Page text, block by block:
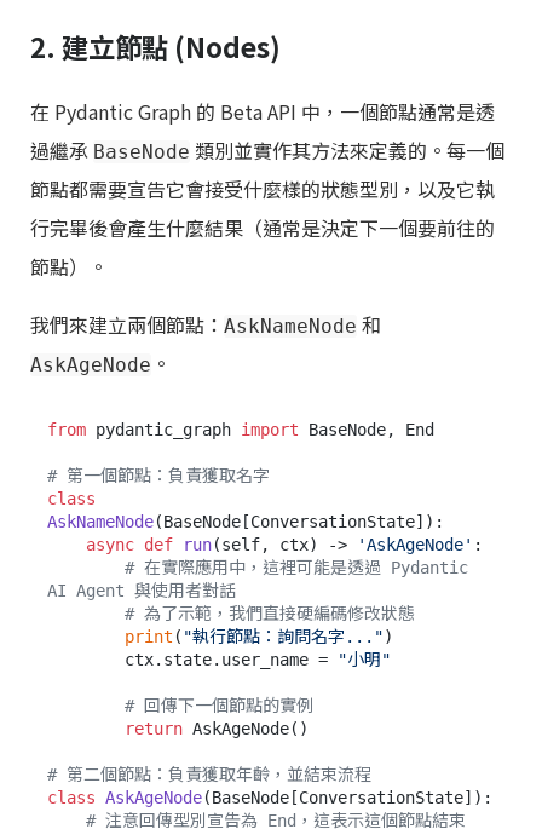
2. 建立節點 (Nodes)
在 Pydantic Graph 的 Beta API 中，一個節點通常是透
過繼承 BaseNode 類別並實作其方法來定義的。每一個
節點都需要宣告它會接受什麼樣的狀態型別，以及它執
行完畢後會產生什麼結果（通常是決定下一個要前往的
節點）。
我們來建立兩個節點： AskNameNode 和
AskAgeNode 。
from pydantic_graph import BaseNode, End
# 第一個節點：負責獲取名字
class
AskNameNode(BaseNode[ConversationState]):
async def run(self, ctx) -> 'AskAgeNode' :
# 在實際應用中，這裡可能是透過 Pydantic
AI Agent 與使用者對話
# 為了示範，我們直接硬編碼修改狀態
print ( "執行節點：詢問名字...")
        ctx.state.user_name =
"小明"
# 回傳下一個節點的實例
return AskAgeNode()
# 第二個節點：負責獲取年齡，並結束流程
class AskAgeNode(BaseNode[ConversationState]):
# 注意回傳型別宣告為 End，這表示這個節點結束